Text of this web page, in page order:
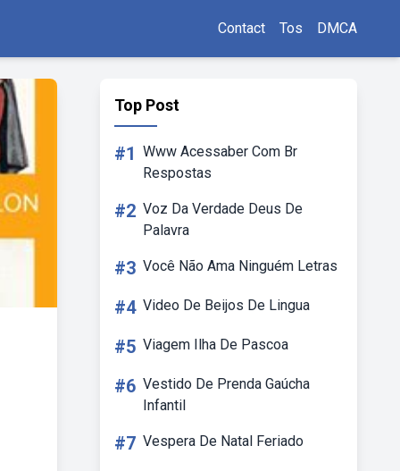
Contact Tos DMCA
Top Post
#1 Www Acessaber Com Br
Respostas
#2 Voz Da Verdade Deus De
Palavra
#3 Você Não Ama Ninguém Letras
#4 Video De Beijos De Lingua
#5 Viagem Ilha De Pascoa
#6 Vestido De Prenda Gaúcha
Infantil
#7 Vespera De Natal Feriado